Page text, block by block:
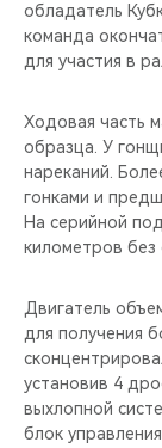
обладатель
команда
для участия в
Ходовая часть
образца. У
нареканий.
гонками и
На серийной
километров без
Двигатель
для получения
установив 4
выхлопной
блок